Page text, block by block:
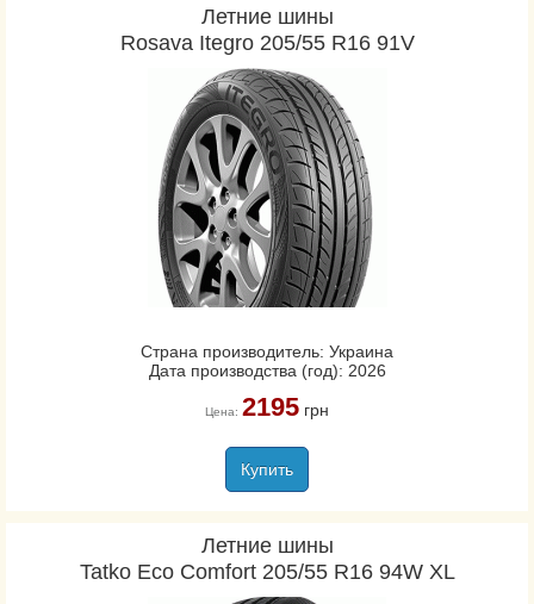
Летние шины
Rosava Itegro 205/55 R16 91V
Страна производитель: Украина
Дата производства (год): 2026
Цена: 2195грн
Купить
Летние шины
Tatko Eco Comfort 205/55 R16 94W XL